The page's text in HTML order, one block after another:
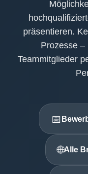
präsentieren.
Prozesse –
Teammitglieder
📅
🌐Alle